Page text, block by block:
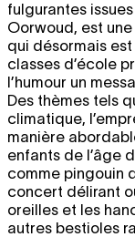
fulgurantes
Oorwoud, est
qui désormais est
classes d’école
l’humour un
Des thèmes tels
climatique,
manière
enfants de l’âge
comme pingouin
concert délirant
oreilles et les
autres bestioles